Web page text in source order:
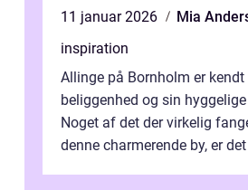
11 januar 2026
Mia
inspiration
Allinge på Bornholm er
beliggenhed og sin
Noget af det der virkelig
denne charmerende by, er